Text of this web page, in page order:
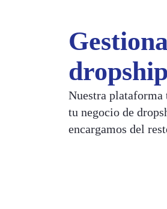
Nuestra plataforma
tu negocio de
encargamos del